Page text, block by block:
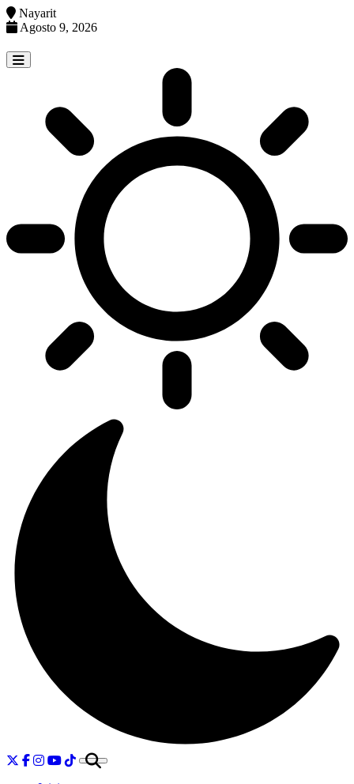
Nayarit
Agosto 9, 2026
to
content